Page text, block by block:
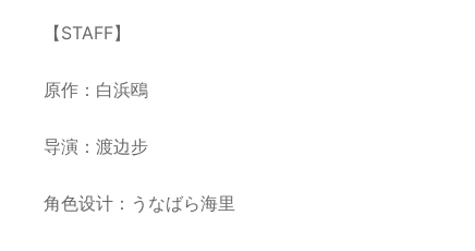
【STAFF】
原作：白浜鴎
导演：渡边步
角色设计：うなばら海里